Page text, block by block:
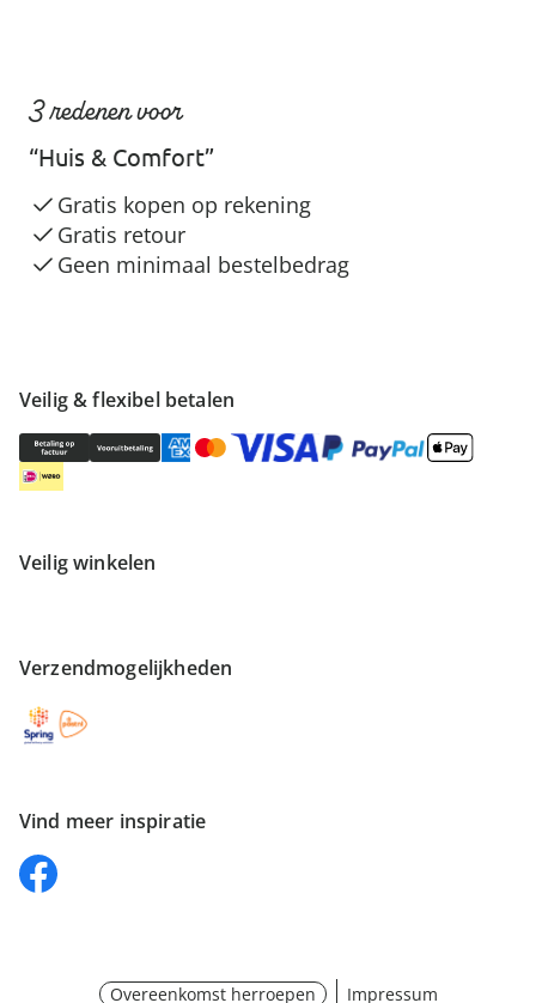
Veilig & flexibel betalen
Veilig winkelen
Verzendmogelijkheden
Vind meer inspiratie
3 redenen voor
“Huis & Comfort”
Gratis kopen op rekening
Gratis retour
Geen minimaal bestelbedrag
Overeenkomst herroepen Impressum